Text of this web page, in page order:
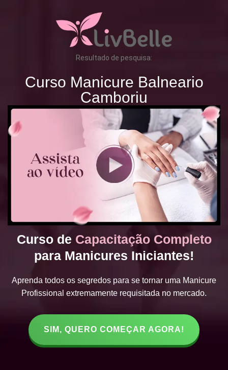
Resultado de pesquisa:
Curso Manicure Balneario
Camboriu
Curso de Capacitação Completo
para Manicures Iniciantes!
Aprenda todos os segredos para se tornar uma Manicure
Profissional extremamente requisitada no mercado.
SIM, QUERO COMEÇAR AGORA!